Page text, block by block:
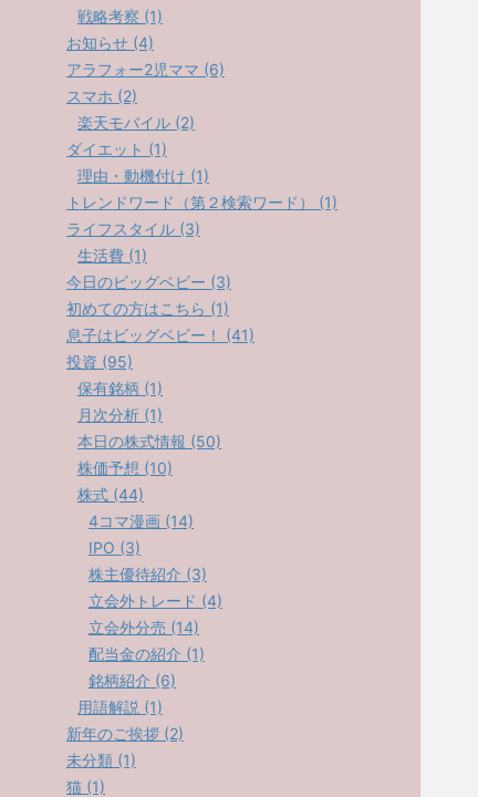
戦略考察 (1)
お知らせ (4)
アラフォー2児ママ (6)
スマホ (2)
楽天モバイル (2)
ダイエット (1)
理由・動機付け (1)
トレンドワード（第２検索ワード） (1)
ライフスタイル (3)
生活費 (1)
今日のビッグベビー (3)
初めての方はこちら (1)
息子はビッグベビー！ (41)
投資 (95)
保有銘柄 (1)
月次分析 (1)
本日の株式情報 (50)
株価予想 (10)
株式 (44)
4コマ漫画 (14)
IPO (3)
株主優待紹介 (3)
立会外トレード (4)
立会外分売 (14)
配当金の紹介 (1)
銘柄紹介 (6)
用語解説 (1)
新年のご挨拶 (2)
未分類 (1)
猫 (1)